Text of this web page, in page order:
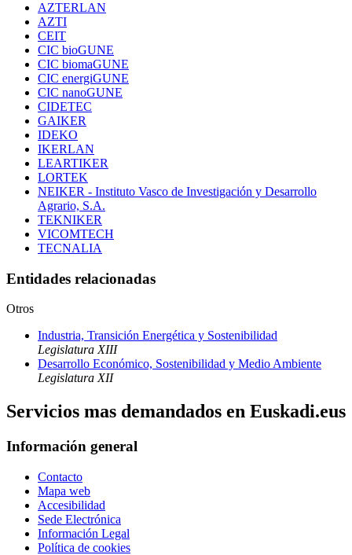
AZTERLAN
AZTI
CEIT
CIC bioGUNE
CIC biomaGUNE
CIC energiGUNE
CIC nanoGUNE
CIDETEC
GAIKER
IDEKO
IKERLAN
LEARTIKER
LORTEK
NEIKER - Instituto Vasco de Investigación y Desarrollo
Agrario, S.A.
TEKNIKER
VICOMTECH
TECNALIA
Entidades relacionadas
Otros
Industria, Transición Energética y Sostenibilidad
Legislatura XIII
Desarrollo Económico, Sostenibilidad y Medio Ambiente
Legislatura XII
Servicios mas demandados en Euskadi.eus
Información general
Contacto
Mapa web
Accesibilidad
Sede Electrónica
Información Legal
Política de cookies